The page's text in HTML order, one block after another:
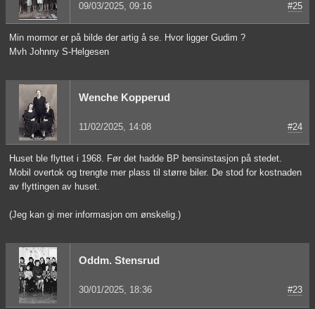
09/03/2025, 09:16 #25
Min mormor er på bilde der artig å se. Hvor ligger Gudim ?
Mvh Johnny S-Helgesen
Wenche Kopperud
11/02/2025, 14:08 #24
Huset ble flyttet i 1968. Før det hadde BP bensinstasjon på stedet.
Mobil overtok og trengte mer plass til større biler. De stod for kostnaden
av flyttingen av huset.
(Jeg kan gi mer informasjon om ønskelig.)
Oddm. Stensrud
30/01/2025, 18:36 #23